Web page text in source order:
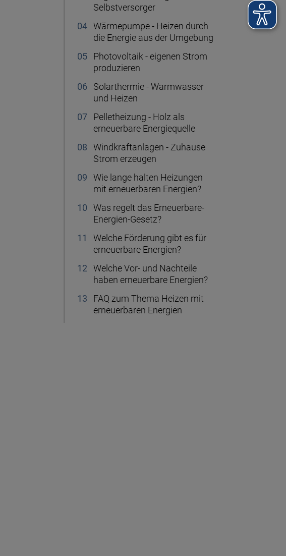
Selbstversorger
Wärmepumpe - Heizen durch
die Energie aus der Umgebung
Photovoltaik - eigenen Strom
produzieren
Solarthermie - Warmwasser
und Heizen
Pelletheizung - Holz als
erneuerbare Energiequelle
Windkraftanlagen - Zuhause
Strom erzeugen
Wie lange halten Heizungen
mit erneuerbaren Energien?
Was regelt das Erneuerbare-
Energien-Gesetz?
Welche Förderung gibt es für
erneuerbare Energien?
Welche Vor- und Nachteile
haben erneuerbare Energien?
FAQ zum Thema Heizen mit
erneuerbaren Energien